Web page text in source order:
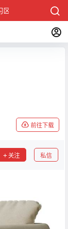
区
前往下载
关注 私信